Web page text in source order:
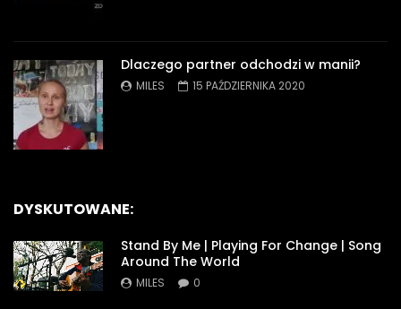
Dlaczego partner odchodzi w manii?
MILES 15 PAŹDZIERNIKA 2020
DYSKUTOWANE:
Stand By Me | Playing For Change | Song
Around The World
MILES 0